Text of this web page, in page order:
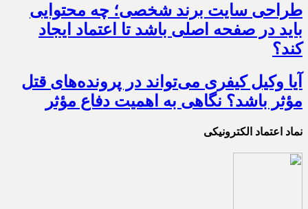
طراحی سایت برند شخصی؛ چه محتوایی
باید در صفحه اصلی باشد تا اعتماد ایجاد
کند؟
آیا وکیل کیفری می‌تواند در پرونده‌های قتل
مؤثر باشد؟ نگاهی به اهمیت دفاع مؤثر
نماد اعتماد الکترونیکی